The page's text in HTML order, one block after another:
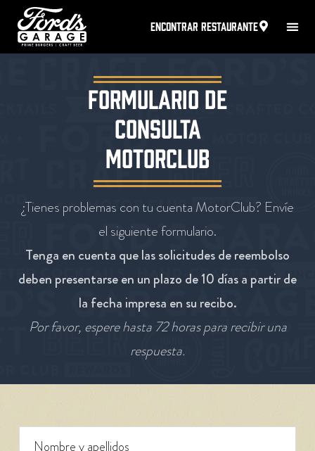
ENCONTRAR RESTAURANTE
FORMULARIO DE
CONSULTA
MOTORCLUB
¿Tienes problemas con tu cuenta MotorClub? Envíe
el siguiente formulario.
Tenga en cuenta que las solicitudes de reembolso
deben presentarse en un plazo de 10 días a partir de
la fecha impresa en su recibo.
Por favor, espere hasta 72 horas para recibir una
respuesta.